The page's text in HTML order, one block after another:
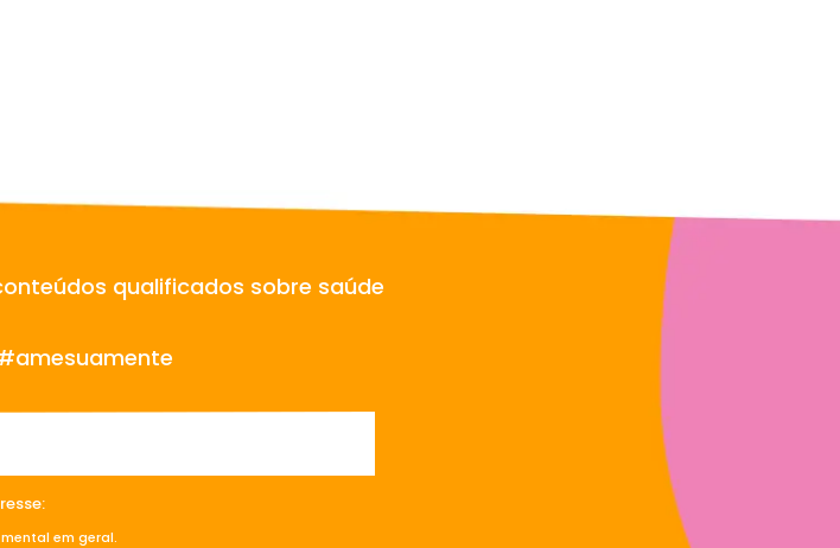
qualificados sobre saúde
em geral.